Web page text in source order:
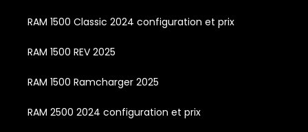
RAM 1500 Classic 2024 configuration et prix
RAM 1500 REV 2025
RAM 1500 Ramcharger 2025
RAM 2500 2024 configuration et prix